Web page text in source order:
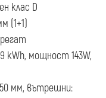
клас D
(1+1)
kWh, мощност 143W,
мм, вътрешни: